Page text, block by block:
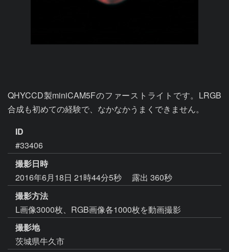
QHYCCD製miniCAM5Fのファーストライトです。LRGB
合成も初めての経験で、なかなかうまくできません。
ID
#33406
撮影日時
2016年6月18日 21時44分5秒
露出 360秒
撮影方法
L画像3000枚、RGB画像各1000枚を動画撮影
撮影地
茨城県牛久市